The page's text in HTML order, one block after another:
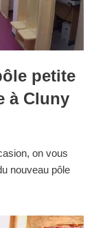
petite
à Cluny
on vous
nouveau pôle